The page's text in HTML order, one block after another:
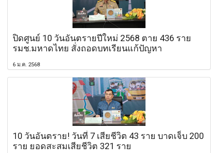
ปิดศูนย์ 10 วันอันตรายปีใหม่ 2568 ตาย 436 ราย
รมช.มหาดไทย สั่งถอดบทเรียนแก้ปัญหา
6 ม.ค. 2568
10 วันอันตราย! วันที่ 7 เสียชีวิต 43 ราย บาดเจ็บ 200
ราย ยอดสะสมเสียชีวิต 321 ราย